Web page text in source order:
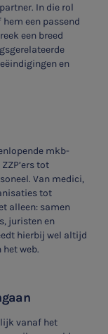
In die rol
een passend
een breed
en
mkb-
tot
Van medici,
tot
alleen: samen
juristen en
hierbij wel altijd
web.
vanaf het